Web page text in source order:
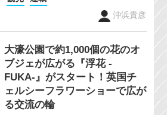
沖浜貴彦
大濠公園で約1,000個の花のオ
ブジェが広がる『浮花 -
FUKA-』がスタート！英国チ
ェルシーフラワーショーで広が
る交流の輪